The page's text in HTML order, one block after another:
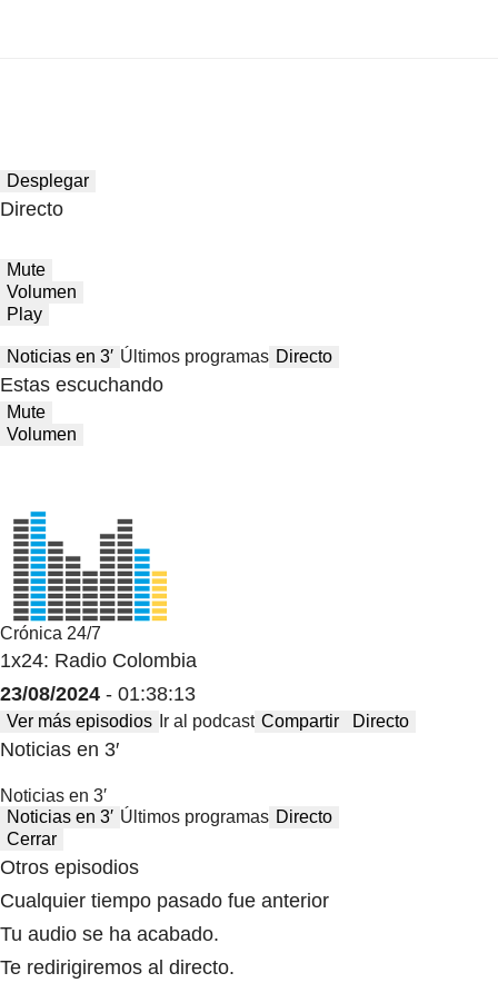
Desplegar
Directo
Mute
Volumen
Play
Noticias en 3′ Últimos programas Directo
Estas escuchando
Mute
Volumen
Crónica 24/7
1x24: Radio Colombia
23/08/2024 - 01:38:13
Ver más episodios Ir al podcast Compartir Directo
Noticias en 3′
Noticias en 3′
Noticias en 3′ Últimos programas Directo
Cerrar
Otros episodios
Cualquier tiempo pasado fue anterior
Tu audio se ha acabado.
Te redirigiremos al directo.